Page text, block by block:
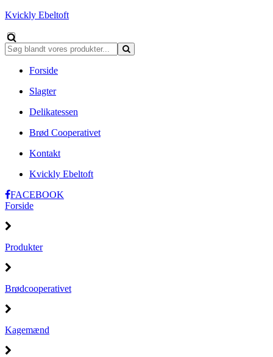
Kvickly Ebeltoft
Forside
Slagter
Delikatessen
Brød Cooperativet
Kontakt
Kvickly Ebeltoft
FACEBOOK
Forside
Produkter
Brødcooperativet
Kagemænd